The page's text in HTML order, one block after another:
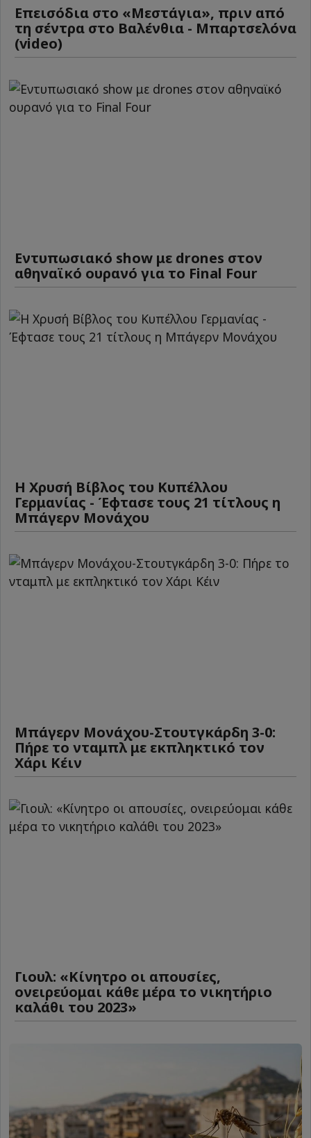
Επεισόδια στο «Μεστάγια», πριν από
τη σέντρα στο Βαλένθια - Μπαρτσελόνα
(video)
Εντυπωσιακό show με drones στον
αθηναϊκό ουρανό για το Final Four
Η Χρυσή Βίβλος του Κυπέλλου
Γερμανίας - Έφτασε τους 21 τίτλους η
Μπάγερν Μονάχου
Μπάγερν Μονάχου-Στουτγκάρδη 3-0:
Πήρε το νταμπλ με εκπληκτικό τον
Χάρι Κέιν
Γιουλ: «Κίνητρο οι απουσίες,
ονειρεύομαι κάθε μέρα το νικητήριο
καλάθι του 2023»